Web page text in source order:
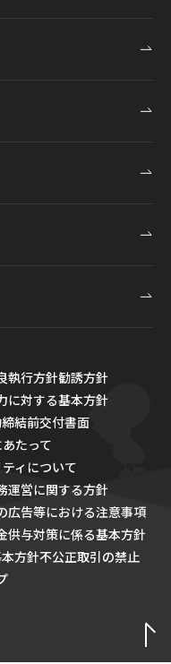
執行方針勧誘方針
に対する基本方針
結前交付書面
たって
ィについて
運営に関する方針
広告等における注意事項
供与対策に係る基本方針
方針不公正取引の禁止